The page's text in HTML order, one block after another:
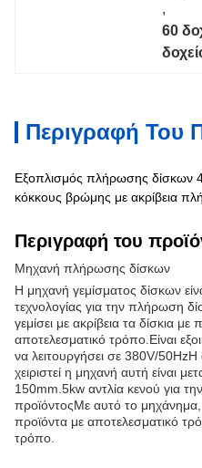
,
60
Περιγραφή Του
Εξοπλισμός πλήρωσης δίσκων
κόκκους βρώμης με ακρίβεια
Περιγραφή του
Μηχανή πλήρωσης δίσκων
Η μηχανή γεμίσματος δίσκων
τεχνολογίας για την πλήρωση
γεμίσει με ακρίβεια τα δίσκια
αποτελεσματικό τρόπο.Είναι
να λειτουργήσει σε 380V/
χειριστεί η μηχανή αυτή είναι
150mm.5kw αντλία κενού για
προϊόντοςΜε αυτό το μηχάνημα,
προϊόντα με αποτελεσματικό
τρόπο.